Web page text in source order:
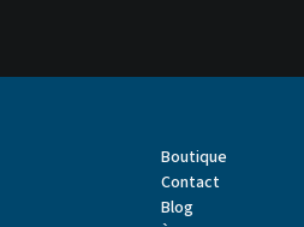
Boutique
Contact
Blog